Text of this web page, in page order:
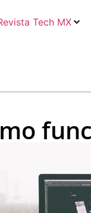
Tech MX